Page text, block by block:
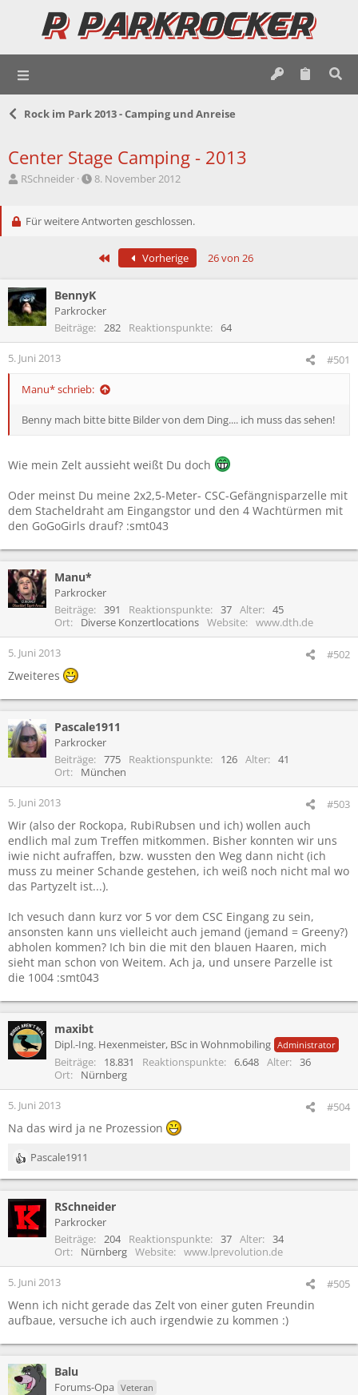
Rock im Park 2013 - Camping und Anreise
Center Stage Camping - 2013
E
t
r
RSchneider
E
t
a
m
8. November 2012
Für weitere Antworten geschlossen.
Erste Vorherige 26 von 26
BennyK
Parkrocker
Beiträge
282 Reaktionspunkte 64
5. Juni 2013 #501
Manu* schrieb:
Benny mach bitte bitte Bilder von dem Ding.... ich muss das sehen!
Wie mein Zelt aussieht weißt Du doch
Oder meinst Du meine 2x2,5-Meter- CSC-Gefängnisparzelle mit
dem Stacheldraht am Eingangstor und den 4 Wachtürmen mit
den GoGoGirls drauf? :smt043
Manu*
Parkrocker
Beiträge
391 Reaktionspunkte 37 Alter
45
Ort
Diverse Konzertlocations Website www.dth.de
5. Juni 2013 #502
Zweiteres
Pascale1911
Parkrocker
Beiträge
775 Reaktionspunkte 126 Alter
41
Ort
München
5. Juni 2013 #503
Wir (also der Rockopa, RubiRubsen und ich) wollen auch
endlich mal zum Treffen mitkommen. Bisher konnten wir uns
iwie nicht aufraffen, bzw. wussten den Weg dann nicht (ich
muss zu meiner Schande gestehen, ich weiß noch nicht mal wo
das Partyzelt ist...).
Ich vesuch dann kurz vor 5 vor dem CSC Eingang zu sein,
ansonsten kann uns vielleicht auch jemand (jemand = Greeny?)
abholen kommen? Ich bin die mit den blauen Haaren, mich
sieht man schon von Weitem. Ach ja, und unsere Parzelle ist
die 1004 :smt043
maxibt
Dipl.-Ing. Hexenmeister, BSc in Wohnmobiling Administrator
Beiträge 18.831 Reaktionspunkte 6.648 Alter
36
Ort
Nürnberg
5. Juni 2013 #504
Na das wird ja ne Prozession
R
e
k
i
n
:
Pascale1911
RSchneider
Parkrocker
Beiträge
204 Reaktionspunkte 37 Alter
34
Ort
Nürnberg Website www.lprevolution.de
5. Juni 2013 #505
Wenn ich nicht gerade das Zelt von einer guten Freundin
aufbaue, versuche ich auch irgendwie zu kommen :)
Balu
Forums-Opa Veteran